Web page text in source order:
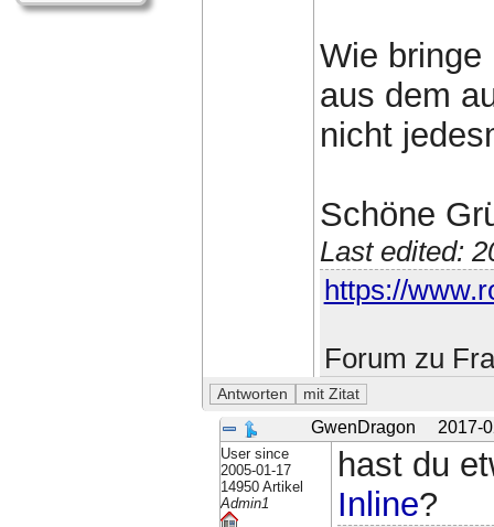
Wie
aus dem
nicht
Schöne
Last edited:
https://
Forum zu
GwenDragon 2017-
User since
2005-01-17
14950 Artikel
Admin1
hast du
Inline?